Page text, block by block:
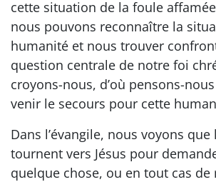
cette situation de la foule
nous pouvons reconnaître la
humanité et nous trouver
question centrale de notre foi
croyons-nous, d’où pensons-
venir le secours pour cette
Dans l’évangile, nous voyons que
tournent vers Jésus pour
quelque chose, ou en tout cas de